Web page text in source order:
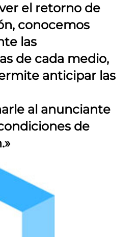
el retorno de
conocemos
las
de cada medio,
anticipar las
al anunciante
de